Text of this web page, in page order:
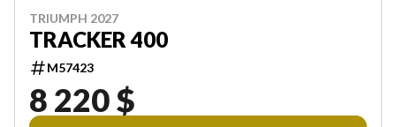
TRIUMPH 2027
TRACKER 400
M57423
8 220 $